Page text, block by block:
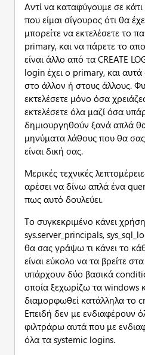
Αντί να καταφύγουμε σε
που είμαι σίγουρος ότι θα
μπορείτε να εκτελέσετε το
primary, και να πάρετε το
είναι άλλο από τα CREATE
login έχει o primary, και
στο άλλον ή στους άλλους.
εκτελέσετε μόνο όσα
εκτελέσετε όλα μαζί όσα
δημιουργηθούν ξανά απλά
μηνύματα λάθους που θα
είναι δική σας.
Μερικές τεχνικές
αρέσει να δίνω απλά ένα
πως αυτό δουλεύει.
Το συγκεκριμένο κάνει
sys.server_principals,
θα σας γράψω τι κάνει το
είναι εύκολο να τα βρείτε
υπάρχουν δύο βασικά
οποία ξεχωρίζω τα windows
διαμορφωθεί κατάλληλα το
Επειδή δεν με ενδιαφέρουν
φιλτράρω αυτά που με
όλα τα systemic logins.